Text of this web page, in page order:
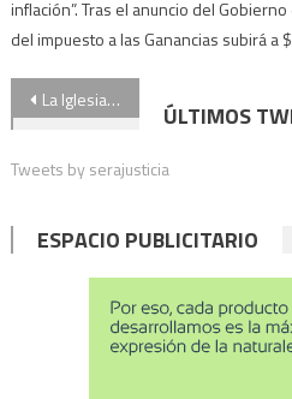
inflación”. Tras el anuncio del
del impuesto a las Ganancias subirá a
Navegación
de
entradas
La Iglesia convocó a una movilización para el Día Internacional De La Mujer en rechazo al proyecto del aborto
ÚLTIMOS
Tweets by serajusticia
ESPACIO PUBLICITARIO